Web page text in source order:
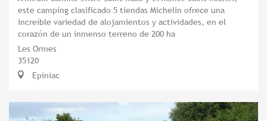
este camping clasificado 5 tiendas Michelin ofrece una
increíble variedad de alojamientos y actividades, en el
corazón de un inmenso terreno de 200 ha
Les Ormes
35120
Epiniac